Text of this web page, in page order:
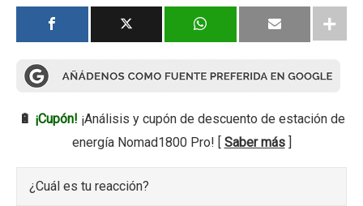
🔋 ¡Cupón! ¡Análisis y cupón de descuento de estación de
energía Nomad1800 Pro! [ Saber más]
¿Cuál es tu reacción?